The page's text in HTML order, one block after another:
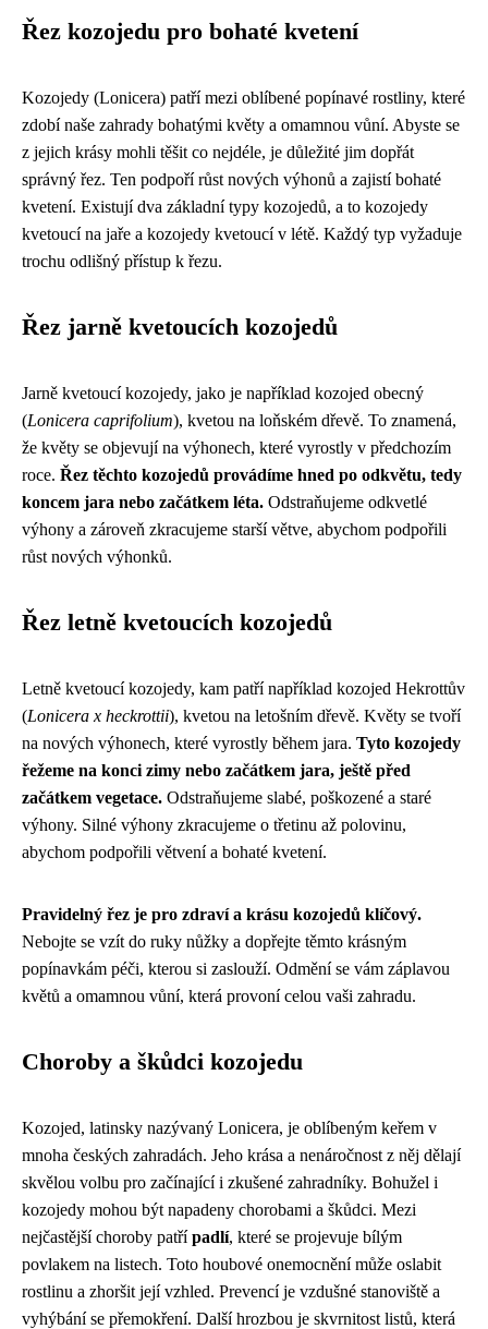
Řez kozojedu pro bohaté kvetení
Kozojedy (Lonicera) patří mezi oblíbené popínavé rostliny, které
zdobí naše zahrady bohatými květy a omamnou vůní. Abyste se
z jejich krásy mohli těšit co nejdéle, je důležité jim dopřát
správný řez. Ten podpoří růst nových výhonů a zajistí bohaté
kvetení. Existují dva základní typy kozojedů, a to kozojedy
kvetoucí na jaře a kozojedy kvetoucí v létě. Každý typ vyžaduje
trochu odlišný přístup k řezu.
Řez jarně kvetoucích kozojedů
Jarně kvetoucí kozojedy, jako je například kozojed obecný
(Lonicera caprifolium), kvetou na loňském dřevě. To znamená,
že květy se objevují na výhonech, které vyrostly v předchozím
roce. Řez těchto kozojedů provádíme hned po odkvětu, tedy
koncem jara nebo začátkem léta. Odstraňujeme odkvetlé
výhony a zároveň zkracujeme starší větve, abychom podpořili
růst nových výhonků.
Řez letně kvetoucích kozojedů
Letně kvetoucí kozojedy, kam patří například kozojed Hekrottův
(Lonicera x heckrottii), kvetou na letošním dřevě. Květy se tvoří
na nových výhonech, které vyrostly během jara. Tyto kozojedy
řežeme na konci zimy nebo začátkem jara, ještě před
začátkem vegetace. Odstraňujeme slabé, poškozené a staré
výhony. Silné výhony zkracujeme o třetinu až polovinu,
abychom podpořili větvení a bohaté kvetení.
Pravidelný řez je pro zdraví a krásu kozojedů klíčový.
Nebojte se vzít do ruky nůžky a dopřejte těmto krásným
popínavkám péči, kterou si zaslouží. Odmění se vám záplavou
květů a omamnou vůní, která provoní celou vaši zahradu.
Choroby a škůdci kozojedu
Kozojed, latinsky nazývaný Lonicera, je oblíbeným keřem v
mnoha českých zahradách. Jeho krása a nenáročnost z něj dělají
skvělou volbu pro začínající i zkušené zahradníky. Bohužel i
kozojedy mohou být napadeny chorobami a škůdci. Mezi
nejčastější choroby patřípadlí, které se projevuje bílým
povlakem na listech. Toto houbové onemocnění může oslabit
rostlinu a zhoršit její vzhled. Prevencí je vzdušné stanoviště a
vyhýbání se přemokření. Další hrozbou je skvrnitost listů, která